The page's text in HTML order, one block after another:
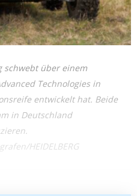
schwebt über einem
Technologies in
entwickelt hat. Beide
in Deutschland
HEIDELBERG